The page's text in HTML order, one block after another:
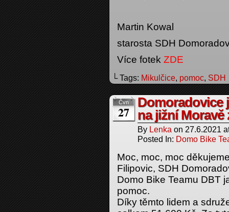
Martin Kowal
starosta SDH
Více fotek ZDE
└ Tags: Mikulčice, pomoc, SDH
Čvn
27
Domoradovice
na jižní Moravě
By Lenka on 27.6.2021
Posted In: Domo Bike
Moc, moc, moc
Filipovic, SDH
Domo Bike Teamu DBT
pomoc.
Díky těmto lidem a